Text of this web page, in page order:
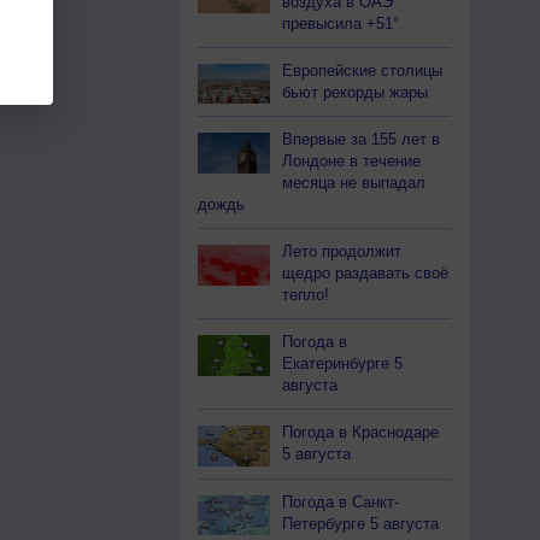
превысила +51°
Европейские столицы
бьют рекорды жары
Впервые за 155 лет в
Лондоне в течение
месяца не выпадал
дождь
Лето продолжит
щедро раздавать своё
тепло!
Погода в
Екатеринбурге 5
августа
Погода в Краснодаре
5 августа
Погода в Санкт-
Петербурге 5 августа